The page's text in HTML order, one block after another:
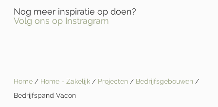
Nog meer inspiratie op doen?
Volg ons op Instragram
Home / Home - Zakelijk / Projecten / Bedrijfsgebouwen /
Bedrijfspand Vacon